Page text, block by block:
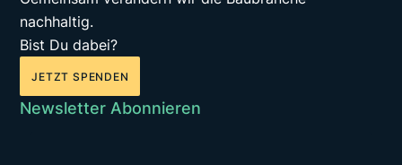
nachhaltig.
Bist Du dabei?
JETZT SPENDEN
Newsletter Abonnieren